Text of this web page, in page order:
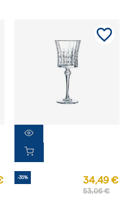
-35% 34,49 €
53,06 €
favorite_border
favorite_border